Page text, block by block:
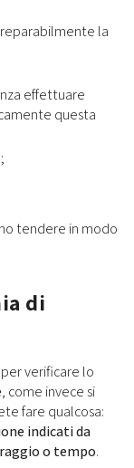
la
effettuare
questa
tendere in modo
di
verificare lo
, come invece si
fare qualcosa:
indicati da
o tempo.